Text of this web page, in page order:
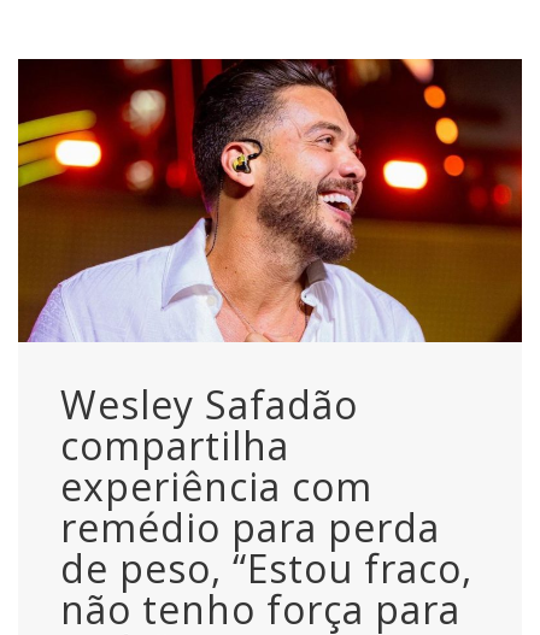
Wesley Safadão
compartilha
experiência com
remédio para perda
de peso, “Estou fraco,
não tenho força para